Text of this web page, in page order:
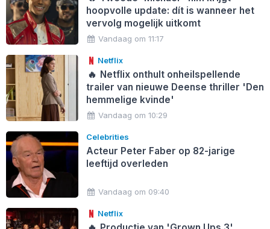
hoopvolle update: dít is wanneer het
vervolg mogelijk uitkomt
Vandaag om 11:17
Netflix
🔥 Netflix onthult onheilspellende
trailer van nieuwe Deense thriller 'Den
hemmelige kvinde'
Vandaag om 10:29
Celebrities
Acteur Peter Faber op 82-jarige
leeftijd overleden
Vandaag om 09:40
Netflix